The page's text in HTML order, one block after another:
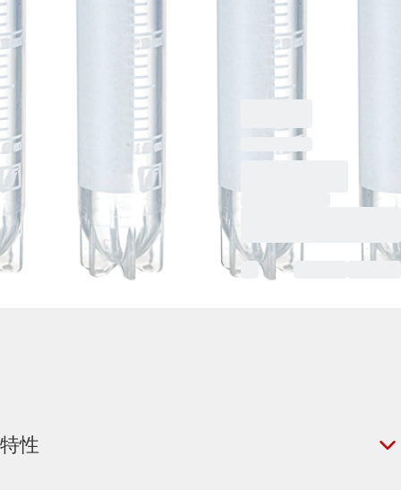
PE, カラーミックス,
外ネジ, クライオパフ
ォーマンステスト済
み, 25 個/袋
特性